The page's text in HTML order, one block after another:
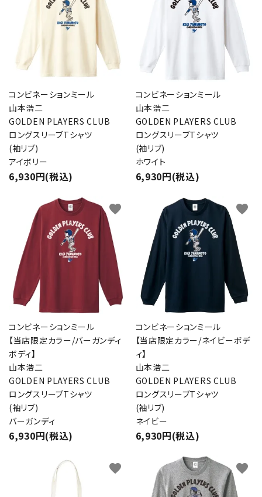
コンビネーションミール
山本浩二
GOLDEN PLAYERS CLUB
ロングスリーブTシャツ
(袖リブ)
アイボリー
6,930円(税込)
コンビネーションミール
山本浩二
GOLDEN PLAYERS CLUB
ロングスリーブTシャツ
(袖リブ)
ホワイト
6,930円(税込)
コンビネーションミール
【当店限定カラー/バーガンディ
ボディ】
山本浩二
GOLDEN PLAYERS CLUB
ロングスリーブTシャツ
(袖リブ)
バーガンディ
6,930円(税込)
favorite
コンビネーションミール
【当店限定カラー/ネイビーボデ
ィ】
山本浩二
GOLDEN PLAYERS CLUB
ロングスリーブTシャツ
(袖リブ)
ネイビー
6,930円(税込)
favorite
favorite favorite